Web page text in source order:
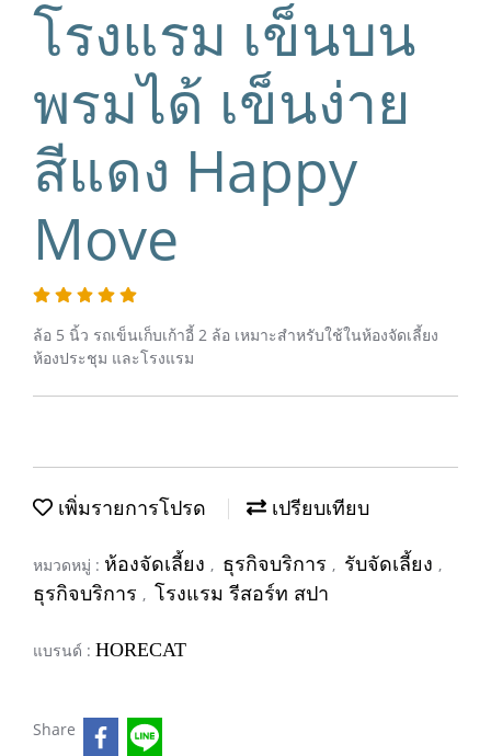
โรงแรม เข็นบน
พรมได้ เข็นง่าย
สีแดง Happy
Move
ล้อ 5 นิ้ว รถเข็นเก็บเก้าอี้ 2 ล้อ เหมาะสำหรับใช้ในห้องจัดเลี้ยง
ห้องประชุม และโรงแรม
เพิ่มรายการโปรด เปรียบเทียบ
หมวดหมู่ : ห้องจัดเลี้ยง , ธุรกิจบริการ , รับจัดเลี้ยง ,
ธุรกิจบริการ , โรงแรม รีสอร์ท สปา
แบรนด์ : HORECAT
Share